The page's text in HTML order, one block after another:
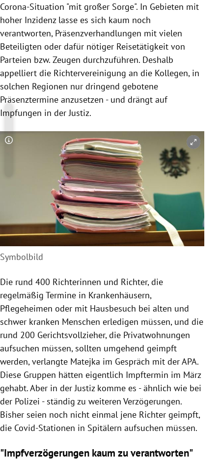
Untermenü
Corona-Situation "mit großer Sorge". In Gebieten mit
hoher Inzidenz lasse es sich kaum noch
verantworten, Präsenzverhandlungen mit vielen
Beteiligten oder dafür nötiger Reisetätigkeit von
Parteien bzw. Zeugen durchzuführen. Deshalb
appelliert die Richtervereinigung an die Kollegen, in
solchen Regionen nur dringend gebotene
Präsenztermine anzusetzen - und drängt auf
Impfungen in der Justiz.
Copyright-Hinweis öffnen/schließen
Symbolbild
Die rund 400 Richterinnen und Richter, die
regelmäßig Termine in Krankenhäusern,
Pflegeheimen oder mit Hausbesuch bei alten und
schwer kranken Menschen erledigen müssen, und die
rund 200 Gerichtsvollzieher, die Privatwohnungen
aufsuchen müssen, sollten umgehend geimpft
werden, verlangte Matejka im Gespräch mit der APA.
Diese Gruppen hätten eigentlich Impftermin im März
gehabt. Aber in der Justiz komme es - ähnlich wie bei
der Polizei - ständig zu weiteren Verzögerungen.
Bisher seien noch nicht einmal jene Richter geimpft,
die Covid-Stationen in Spitälern aufsuchen müssen.
"Impfverzögerungen kaum zu verantworten"